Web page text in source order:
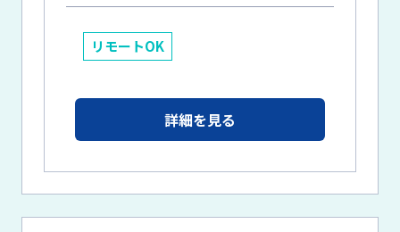
リモートOK
詳細を見る